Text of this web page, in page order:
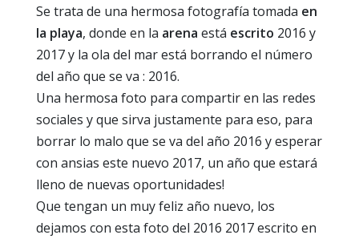
Se trata de una hermosa fotografía tomada en
la playa, donde en la arena está escrito 2016 y
2017 y la ola del mar está borrando el número
del año que se va : 2016.
Una hermosa foto para compartir en las redes
sociales y que sirva justamente para eso, para
borrar lo malo que se va del año 2016 y esperar
con ansias este nuevo 2017, un año que estará
lleno de nuevas oportunidades!
Que tengan un muy feliz año nuevo, los
dejamos con esta foto del 2016 2017 escrito en